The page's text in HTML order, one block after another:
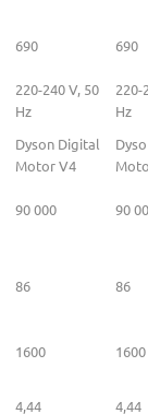
690
690
220-240 V, 50
Hz
220-
Hz
Dyson Digital
Motor V4
90 000 90
86 86
1600
1600
4,44 4,44